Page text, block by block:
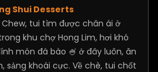
Shui Desserts
Chew, tui tìm được chân ái ở
khu chợ Hong Lim, hơi khó
món đá bào 🍧 ở đây luôn, ăn
sảng khoái cực. Về chè, tui chốt